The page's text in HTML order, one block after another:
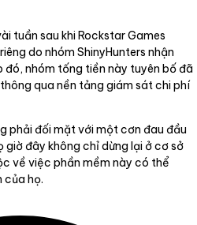
tuần sau khi Rockstar Games
do nhóm ShinyHunters nhận
đó, nhóm tống tiền này tuyên bố đã
qua nền tảng giám sát chi phí
phải đối mặt với một cơn đau đầu
giờ đây không chỉ dừng lại ở cơ sở
về việc phần mềm này có thể
của họ.